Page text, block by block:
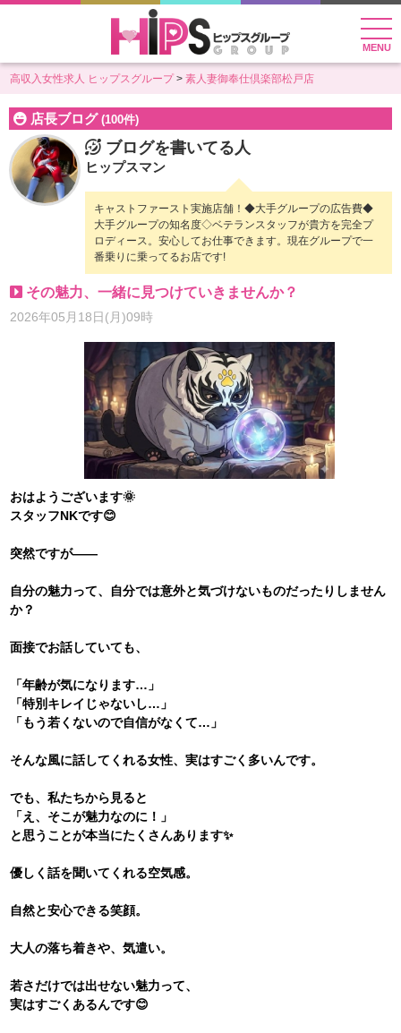
MENU
高収入女性求人 ヒップスグループ 素人妻御奉仕倶楽部松戸店
店長ブログ (100件)
ブログを書いてる人
ヒップスマン
キャストファースト実施店舗！◆大手グループの広告費◆
大手グループの知名度◇ベテランスタッフが貴方を完全プ
ロディース。安心してお仕事できます。現在グループで一
番乗りに乗ってるお店です!
その魅力、一緒に見つけていきませんか？
2026年05月18日(月)09時
おはようございます🌞
スタッフNKです😊
突然ですが――
自分の魅力って、自分では意外と気づけないものだったりしません
か？
面接でお話していても、
「年齢が気になります…」
「特別キレイじゃないし…」
「もう若くないので自信がなくて…」
そんな風に話してくれる女性、実はすごく多いんです。
でも、私たちから見ると
「え、そこが魅力なのに！」
と思うことが本当にたくさんあります✨
優しく話を聞いてくれる空気感。
自然と安心できる笑顔。
大人の落ち着きや、気遣い。
若さだけでは出せない魅力って、
実はすごくあるんです😊